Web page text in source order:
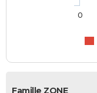
0
Famille ZONE